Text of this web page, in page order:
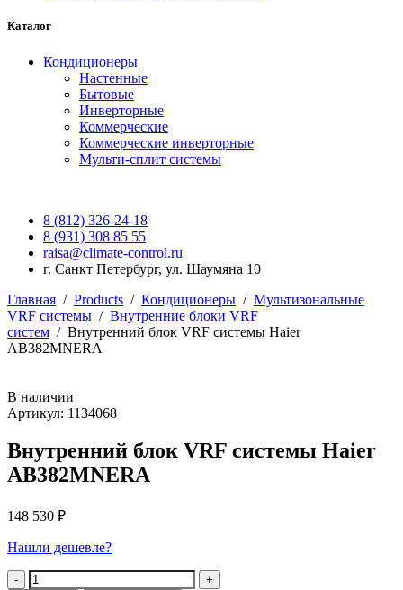
Каталог
Кондиционеры
Настенные
Бытовые
Инверторные
Коммерческие
Коммерческие инверторные
Мульти-сплит системы
8 (812) 326-24-18
8 (931) 308 85 55
raisa@climate-control.ru
г. Санкт Петербург, ул. Шаумяна 10
Главная / Products / Кондиционеры / Мультизональные
VRF системы / Внутренние блоки VRF
систем / Внутренний блок VRF системы Haier
AB382MNERA
В наличии
Артикул: 1134068
Внутренний блок VRF системы Haier
AB382MNERA
148 530 ₽
Нашли дешевле?
Quantity